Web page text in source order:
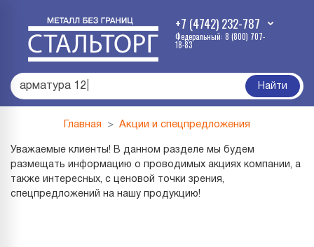
+7 (4742) 232-787
Федеральный: 8 (800) 707-
18-83
арматура 1 | Найти
Главная Акции и спецпредложения
Уважаемые клиенты! В данном разделе мы будем
размещать информацию о проводимых акциях компании, а
также интересных, с ценовой точки зрения,
спецпредложений на нашу продукцию!